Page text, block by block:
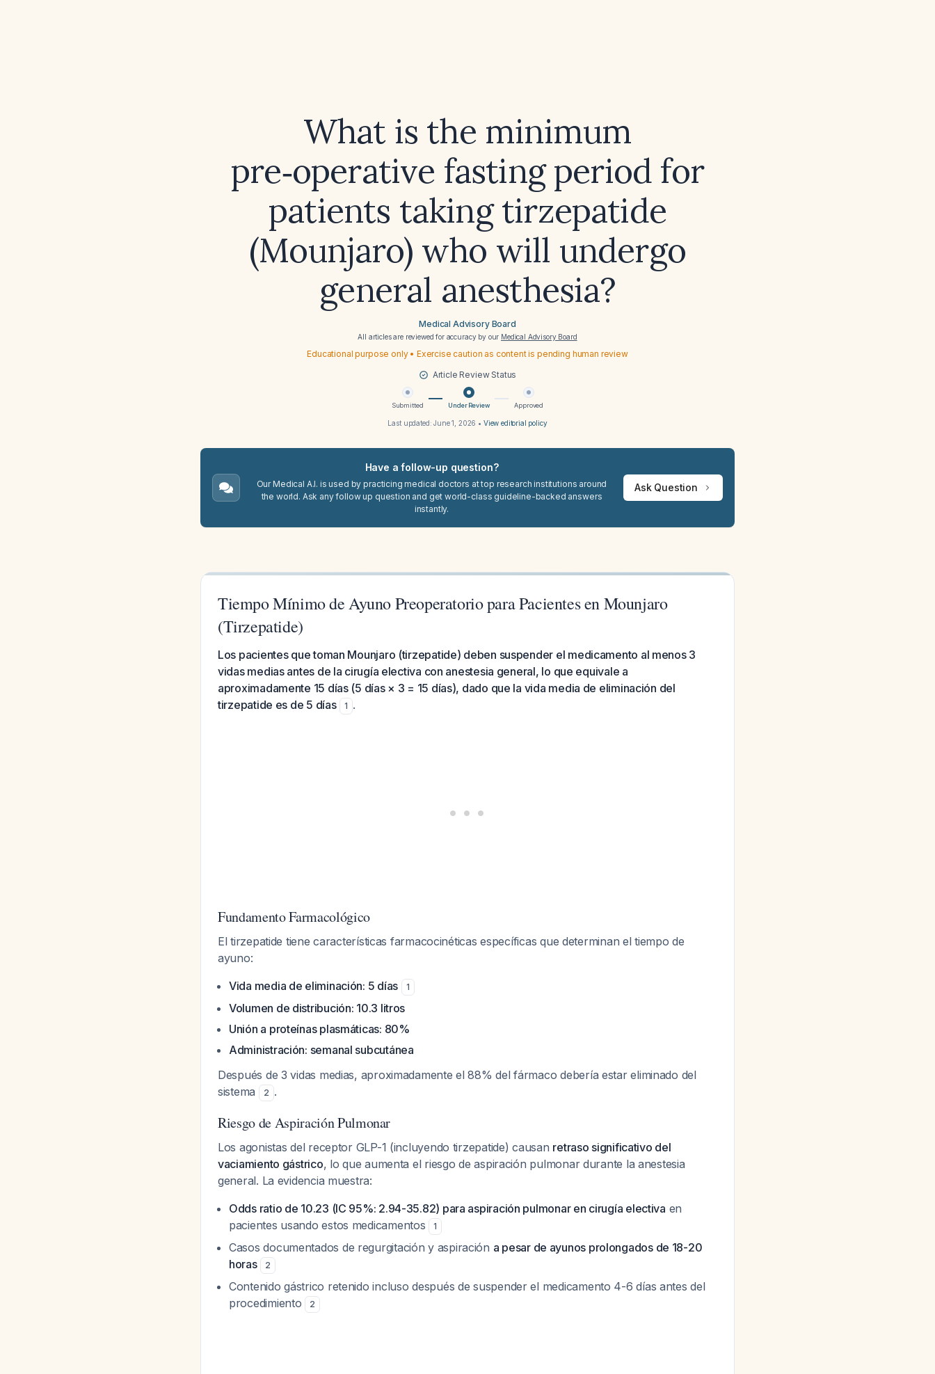
What is the minimum
pre‑operative fasting period for
patients taking tirzepatide
(Mounjaro) who will undergo
general anesthesia?
Medical Advisory Board
All articles are reviewed for accuracy by our Medical Advisory Board
Educational purpose only • Exercise caution as content is pending human review
Article Review Status
Submitted Under Review Approved
Last updated:June 1, 2026 • View editorial policy
Have a follow-up question?
Our Medical A.I. is used by practicing medical doctors at top research institutions around
the world. Ask any follow up question and get world-class guideline-backed answers
instantly.
Ask Question
Tiempo Mínimo de Ayuno Preoperatorio para Pacientes en Mounjaro
(Tirzepatide)
Los pacientes que toman Mounjaro (tirzepatide) deben suspender el medicamento al menos 3
vidas medias antes de la cirugía electiva con anestesia general, lo que equivale a
aproximadamente 15 días (5 días × 3 = 15 días), dado que la vida media de eliminación del
tirzepatide es de 5 días
1 .
Fundamento Farmacológico
El tirzepatide tiene características farmacocinéticas específicas que determinan el tiempo de
ayuno:
Vida media de eliminación: 5 días
1
Volumen de distribución: 10.3 litros
Unión a proteínas plasmáticas: 80%
Administración: semanal subcutánea
Después de 3 vidas medias, aproximadamente el 88% del fármaco debería estar eliminado del
sistema
2 .
Riesgo de Aspiración Pulmonar
Los agonistas del receptor GLP-1 (incluyendo tirzepatide) causan retraso significativo del
vaciamiento gástrico, lo que aumenta el riesgo de aspiración pulmonar durante la anestesia
general. La evidencia muestra:
Odds ratio de 10.23 (IC 95%: 2.94-35.82) para aspiración pulmonar en cirugía electiva en
pacientes usando estos medicamentos
1
Casos documentados de regurgitación y aspiración a pesar de ayunos prolongados de 18-20
horas
2
Contenido gástrico retenido incluso después de suspender el medicamento 4-6 días antes del
procedimiento
2